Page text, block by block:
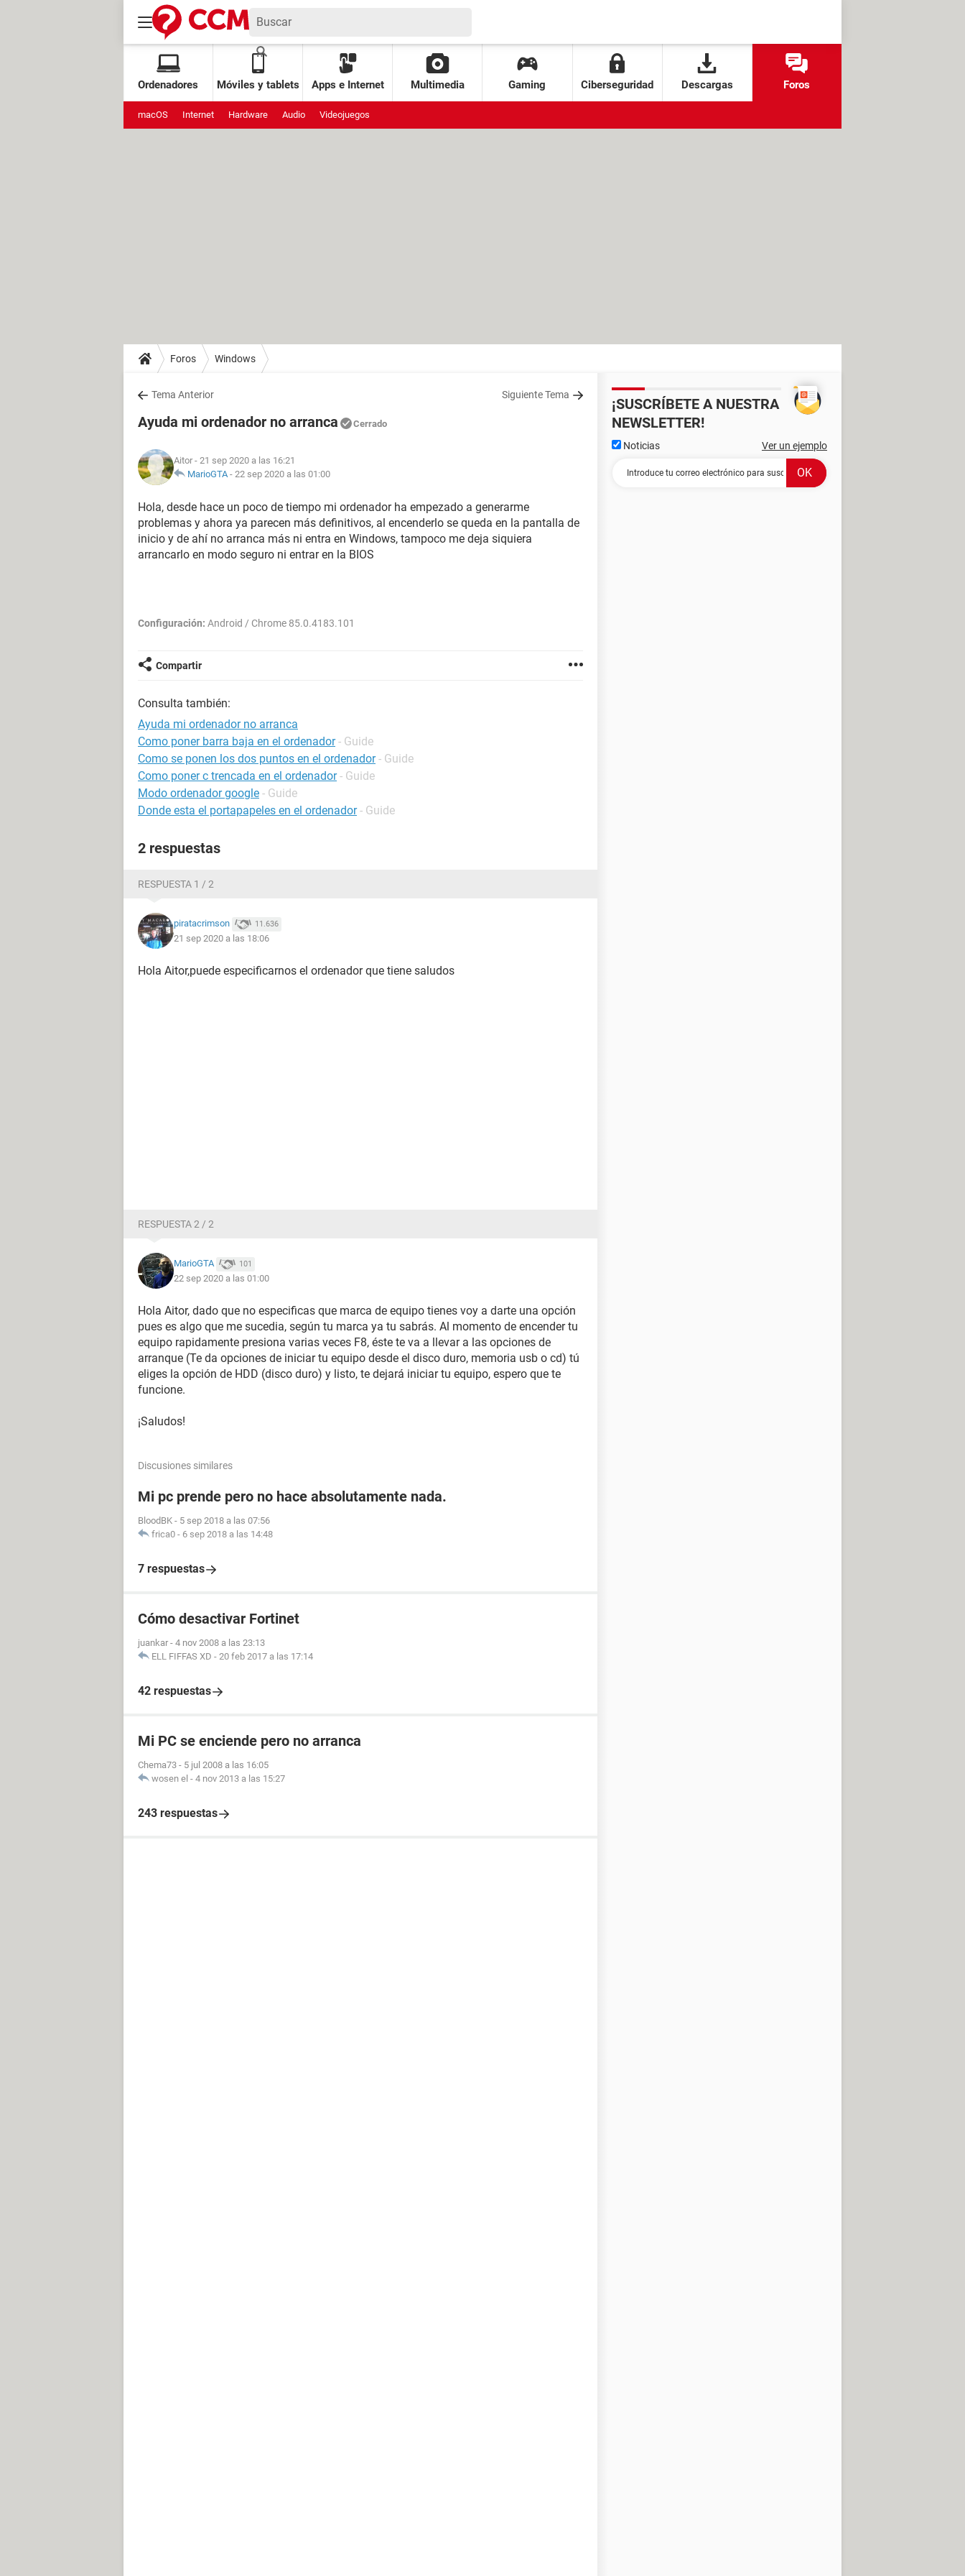
Ordenadores Móviles y tablets Apps e Internet Multimedia Gaming Ciberseguridad Descargas Foros
macOS Internet Hardware Audio Videojuegos
Foros Windows
Tema Anterior Siguiente Tema
Ayuda mi ordenador no arranca Cerrado
Aitor - 21 sep 2020 a las 16:21
MarioGTA- 22 sep 2020 a las 01:00
Hola, desde hace un poco de tiempo mi ordenador ha empezado a generarme
problemas y ahora ya parecen más definitivos, al encenderlo se queda en la pantalla de
inicio y de ahí no arranca más ni entra en Windows, tampoco me deja siquiera
arrancarlo en modo seguro ni entrar en la BIOS
Configuración: Android / Chrome 85.0.4183.101
Compartir
Consulta también:
Ayuda mi ordenador no arranca
Como poner barra baja en el ordenador - Guide
Como se ponen los dos puntos en el ordenador - Guide
Como poner c trencada en el ordenador - Guide
Modo ordenador google - Guide
Donde esta el portapapeles en el ordenador - Guide
2 respuestas
RESPUESTA 1 / 2
piratacrimson 11.636
21 sep 2020 a las 18:06
Hola Aitor,puede especificarnos el ordenador que tiene saludos
RESPUESTA 2 / 2
MarioGTA 101
22 sep 2020 a las 01:00
Hola Aitor, dado que no especificas que marca de equipo tienes voy a darte una opción
pues es algo que me sucedia, según tu marca ya tu sabrás. Al momento de encender tu
equipo rapidamente presiona varias veces F8, éste te va a llevar a las opciones de
arranque (Te da opciones de iniciar tu equipo desde el disco duro, memoria usb o cd) tú
eliges la opción de HDD (disco duro) y listo, te dejará iniciar tu equipo, espero que te
funcione.
¡Saludos!
Discusiones similares
Mi pc prende pero no hace absolutamente nada.
BloodBK - 5 sep 2018 a las 07:56
frica0 - 6 sep 2018 a las 14:48
7 respuestas
Cómo desactivar Fortinet
juankar - 4 nov 2008 a las 23:13
ELL FIFFAS XD - 20 feb 2017 a las 17:14
42 respuestas
Mi PC se enciende pero no arranca
Chema73 - 5 jul 2008 a las 16:05
wosen el - 4 nov 2013 a las 15:27
243 respuestas
¡SUSCRÍBETE A NUESTRA
NEWSLETTER!
Noticias Ver un ejemplo